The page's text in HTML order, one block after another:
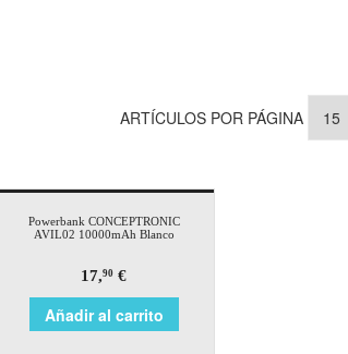
ARTÍCULOS POR PÁGINA
Powerbank CONCEPTRONIC
AVIL02 10000mAh Blanco
17,90 €
Añadir al carrito